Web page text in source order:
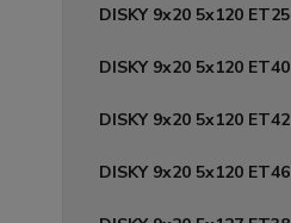
DISKY 9x20 5x120 ET25
DISKY 9x20 5x120 ET40
DISKY 9x20 5x120 ET42
DISKY 9x20 5x120 ET46